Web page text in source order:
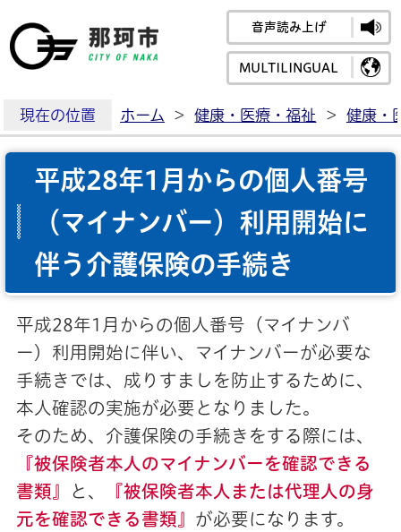
那珂市公式ホームペ
音声読み上げ
MULTILINGUAL
現在の位置 ホーム > 健康・医療・福祉 > 健康・
平成28年1月からの個人番号
（マイナンバー）利用開始に
伴う介護保険の手続き
平成28年1月からの個人番号（マイナンバ
ー）利用開始に伴い、マイナンバーが必要な
手続きでは、成りすましを防止するために、
本人確認の実施が必要となりました。
そのため、介護保険の手続きをする際には、
『被保険者本人のマイナンバーを確認できる
書類』
と、
『被保険者本人または代理人の身
元を確認できる書類』 が必要になります。